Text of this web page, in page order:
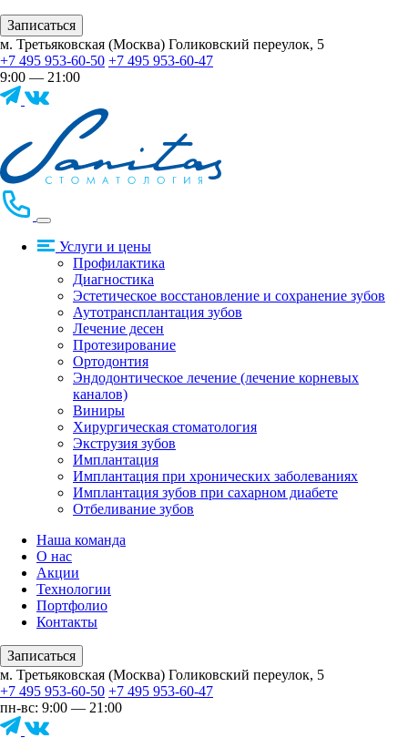
Записаться
м. Третьяковская (Москва) Голиковский переулок, 5
+7 495 953-60-50 +7 495 953-60-47
9:00 — 21:00
Услуги и цены
Профилактика
Диагностика
Эстетическое восстановление и сохранение зубов
Аутотрансплантация зубов
Лечение десен
Протезирование
Ортодонтия
Эндодонтическое лечение (лечение корневых
каналов)
Виниры
Хирургическая стоматология
Экструзия зубов
Имплантация
Имплантация при хронических заболеваниях
Имплантация зубов при сахарном диабете
Отбеливание зубов
Наша команда
О нас
Акции
Технологии
Портфолио
Контакты
Записаться
м. Третьяковская (Москва) Голиковский переулок, 5
+7 495 953-60-50 +7 495 953-60-47
пн-вс: 9:00 — 21:00